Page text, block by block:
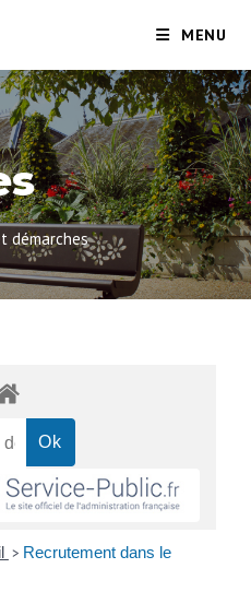
MENU
démarches
> Recrutement dans le